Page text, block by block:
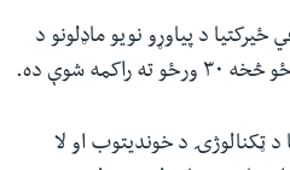
د پياوړو نويو ماډلونو د
ټکنالوژۍ د خوندیتوب او لا